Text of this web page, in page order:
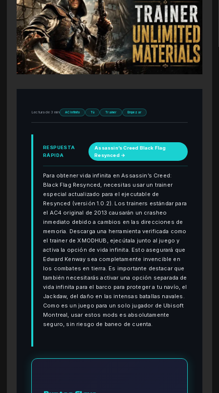
Lectura de 3 min AC Infinito Tú Trainer Empezar
RESPUESTA
RÁPIDA
Assassin’s Creed Black Flag
Resynced →
Para obtener vida infinita en Assassin’s Creed:
Black Flag Resynced, necesitas usar un trainer
especial actualizado para el ejecutable de
Resynced (versión 1.0.2). Los trainers estándar para
el AC4 original de 2013 causarán un crasheo
inmediato debido a cambios en las direcciones de
memoria. Descarga una herramienta verificada como
el trainer de XMODHUB, ejecútala junto al juego y
activa la opción de vida infinita. Esto asegurará que
Edward Kenway sea completamente invencible en
los combates en tierra. Es importante destacar que
también necesitarás activar una opción separada de
vida infinita para el barco para proteger a tu navío, el
Jackdaw, del daño en las intensas batallas navales.
Como es un juego para un solo jugador de Ubisoft
Montreal, usar estos mods es absolutamente
seguro, sin riesgo de baneo de cuenta.